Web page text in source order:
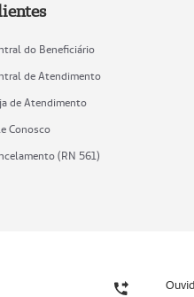
do Beneficiário
de Atendimento
de Atendimento
Conosco
(RN 561)